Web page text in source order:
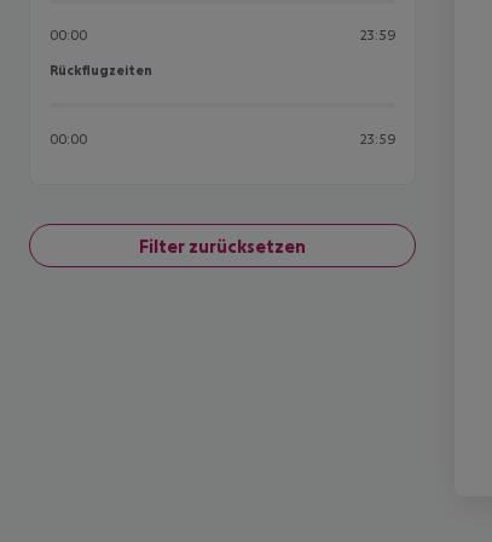
00:00 23:59
Rückflugzeiten
Rückflugzeiten
00:00 23:59
Filter zurücksetzen